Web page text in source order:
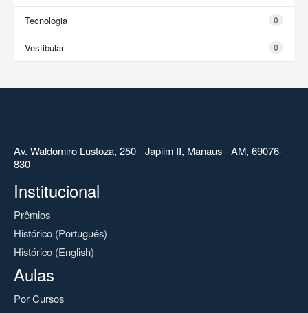
0
Tecnologia
0
Vestibular
Av. Waldomiro Lustoza, 250 - Japiim II, Manaus - AM, 69076-
830
Institucional
Prêmios
Histórico (Português)
Histórico (English)
Aulas
Por Cursos